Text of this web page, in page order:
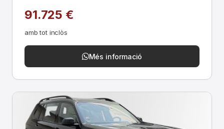
91.725 €
amb tot inclòs
Més informació